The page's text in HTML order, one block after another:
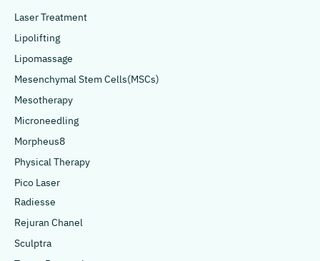
Laser Treatment
Lipolifting
Lipomassage
Mesenchymal Stem Cells(MSCs)
Mesotherapy
Microneedling
Morpheus8
Physical Therapy
Pico Laser
Radiesse
Rejuran Chanel
Sculptra